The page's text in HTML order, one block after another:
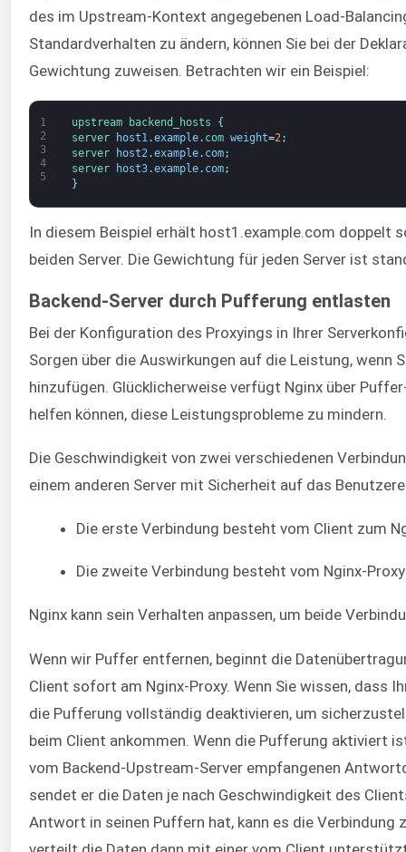
des im Upstream-Kontext angegebenen Load-
Standardverhalten zu ändern, können Sie bei der
Gewichtung zuweisen. Betrachten wir ein Beispiel:
1
2
3
4
5
upstream backend_hosts
{
server
host1.example. com weight=2;
server
host2.example. com;
server
host3.example. com;
}
In diesem Beispiel erhält host1.example.com doppelt
beiden Server. Die Gewichtung für jeden Server ist
Backend-Server durch Pufferung entlasten
Bei der Konfiguration des Proxyings in Ihrer
Sorgen über die Auswirkungen auf die Leistung, wenn
hinzufügen. Glücklicherweise verfügt Nginx über
helfen können, diese Leistungsprobleme zu mindern.
Die Geschwindigkeit von zwei verschiedenen
einem anderen Server mit Sicherheit auf das
Die erste Verbindung besteht vom Client zum
Die zweite Verbindung besteht vom Nginx-
Nginx kann sein Verhalten anpassen, um beide
Wenn wir Puffer entfernen, beginnt die
Client sofort am Nginx-Proxy. Wenn Sie wissen, dass
die Pufferung vollständig deaktivieren, um
beim Client ankommen. Wenn die Pufferung aktiviert
vom Backend-Upstream-Server empfangenen
sendet er die Daten je nach Geschwindigkeit des
Antwort in seinen Puffern hat, kann es die Verbindung